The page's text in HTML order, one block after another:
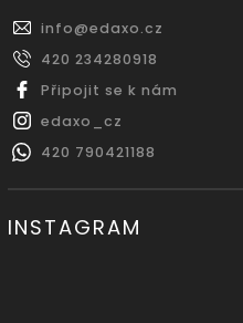
info@edaxo.cz
420 234280918
Připojit se k nám
edaxo_cz
420 790421188
INSTAGRAM